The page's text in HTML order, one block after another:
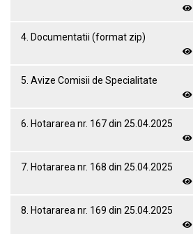
4. Documentatii (format zip)
5. Avize Comisii de Specialitate
6. Hotararea nr. 167 din 25.04.2025
7. Hotararea nr. 168 din 25.04.2025
8. Hotararea nr. 169 din 25.04.2025